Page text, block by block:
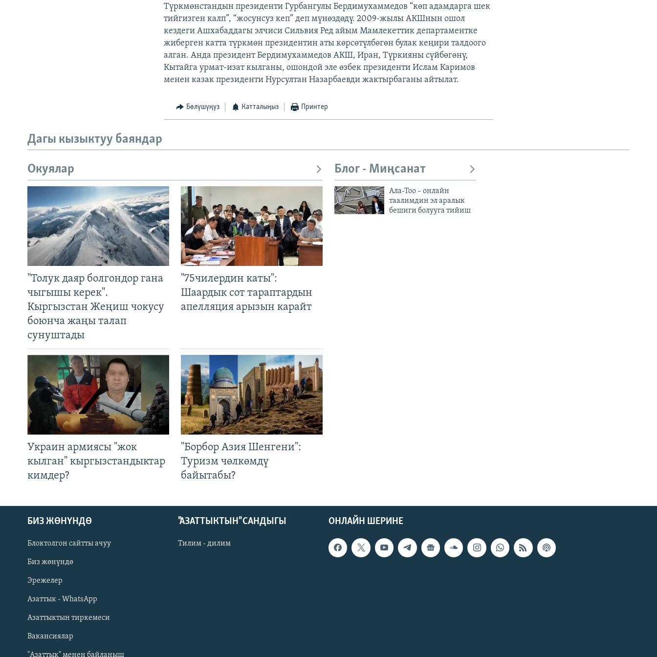
Русский
ОНЛАЙН ШЕРИНЕ
Түркмөнстандын президенти Гурбангулы Бердимухаммедов “көп адамдарга шек
тийгизген калп”, “жосунсуз кеп” деп мүнөздөдү. 2009-жылы АКШнын ошол
кездеги Ашхабаддагы элчиси Сильвия Ред айым Мамлекеттик департаментке
жиберген катта түркмөн президентин аты көрсөтүлбөгөн булак кеңири талдоого
алган. Анда президент Бердимухаммедов АКШ, Иран, Түркияны сүйбөгөнү,
Кытайга урмат-изат кылганы, ошондой эле өзбек президенти Ислам Каримов
менен казак президенти Нурсултан Назарбаевди жактырбаганы айтылат.
Бөлүшүңүз Катталыңыз Принтер
Дагы кызыктуу баяндар
Окуялар
"Толук даяр болгондор гана
чыгышы керек".
Кыргызстан Жеңиш чокусу
боюнча жаңы талап
сунуштады
"75чилердин каты":
Шаардык сот тараптардын
апелляция арызын карайт
Украин армиясы "жок
кылган" кыргызстандыктар
кимдер?
"Борбор Азия Шенгени":
Туризм чөлкөмдү
байытабы?
Блог - Миңсанат
Ала-Тоо – онлайн
таалимдин эл аралык
бешиги болууга тийиш
ОНЛАЙН ШЕРИНЕ
БИЗ ЖӨНҮНДӨ
Блоктолгон сайтты ачуу
Биз жөнүндө
Эрежелер
Азаттык - WhatsApp
Азаттыктын тиркемеси
Вакансиялар
"Азаттык" менен байланыш
"АЗАТТЫКТЫН" САНДЫГЫ
Тилим - дилим